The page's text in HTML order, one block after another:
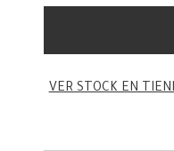
VER STOCK EN